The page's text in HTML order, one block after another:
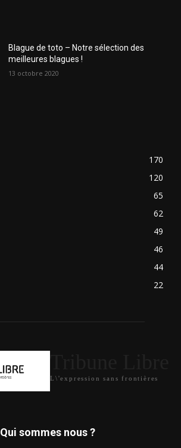
Blague de toto – Notre sélection des
meilleures blagues !
13 octobre 2020
170
120
65
62
49
46
44
22
L\'expression sans frontières
Qui sommes nous ?